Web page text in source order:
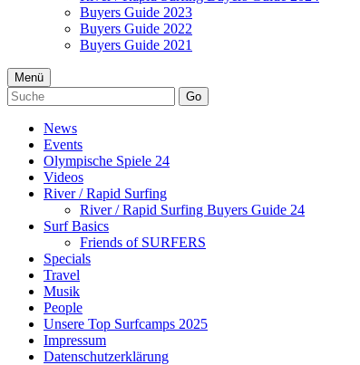
Buyers Guide 2023
Buyers Guide 2022
Buyers Guide 2021
Menü
Go
News
Events
Olympische Spiele 24
Videos
River / Rapid Surfing
River / Rapid Surfing Buyers Guide 24
Surf Basics
Friends of SURFERS
Specials
Travel
Musik
People
Unsere Top Surfcamps 2025
Impressum
Datenschutzerklärung